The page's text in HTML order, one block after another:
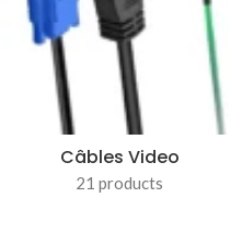
Câbles Video
21 products